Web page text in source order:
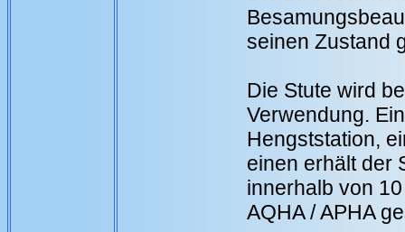
seinen Zustand
Die Stute wird
Verwendung.
Hengststation,
einen erhält der
innerhalb von
AQHA / APHA